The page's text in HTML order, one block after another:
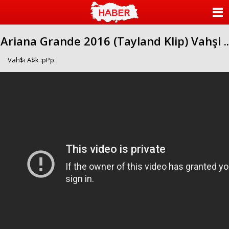
Ariana Grande 2016 (Tayland Klip) Vahşi ..
Vah$i A$k :pPp.
KATEGORİLER
KÜNYE